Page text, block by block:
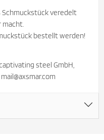
Schmuckstück veredelt
macht.
bestellt werden!
steel GmbH,